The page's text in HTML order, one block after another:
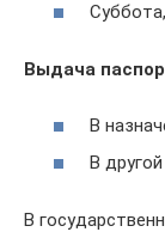
Выдача
В
В
В